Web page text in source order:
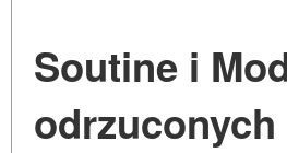
Soutine i